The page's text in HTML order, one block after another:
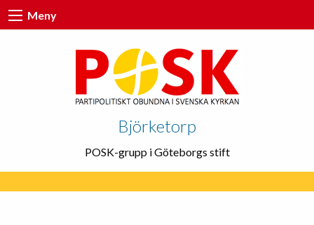
Meny
Björketorp
POSK-grupp i Göteborgs stift